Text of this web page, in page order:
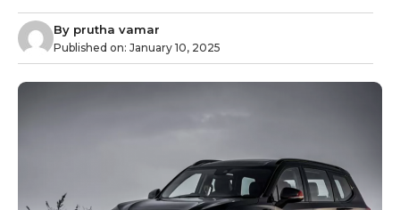
By prutha vamar
Published on: January 10, 2025